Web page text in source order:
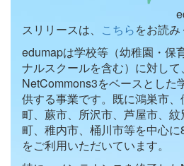
スリリースは、 こちらをお読み
edumapは学校等（幼稚園・保
ナルスクールを含む）に対し
NetCommons3をベースとした
供する事業です。既に鴻巣市
町、蕨市、所沢市、芦屋市、
町、稚内市、桶川市等を中心
をご利用いただいています。